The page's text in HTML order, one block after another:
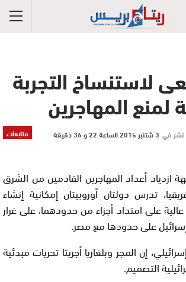
لاستنساخ التجربة
لمنع المهاجرين
متابعات نشر في 3 شتنبر 2015 الساعة 22 و 36 دقيقة
أعداد المهاجرين القادمين من الشرق
تدرس دولتان أوروبيتان إمكانية إنشاء
على امتداد أجزاء من حدودهما، على غرار
على حدودها مع مصر.
إن المجر وبلغاريا أجريتا تحريات مبدئية
التصميم.